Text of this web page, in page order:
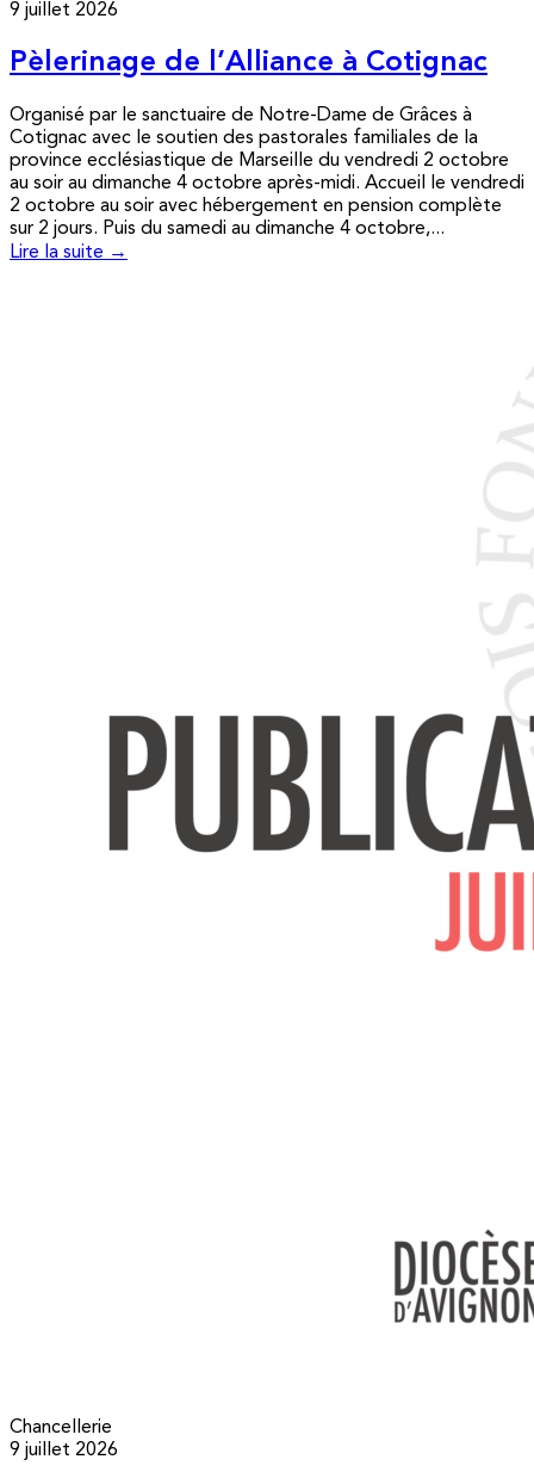
9 juillet 2026
Pèlerinage de l’Alliance à Cotignac
Organisé par le sanctuaire de Notre-Dame de Grâces à
Cotignac avec le soutien des pastorales familiales de la
province ecclésiastique de Marseille du vendredi 2 octobre
au soir au dimanche 4 octobre après-midi. Accueil le vendredi
2 octobre au soir avec hébergement en pension complète
sur 2 jours. Puis du samedi au dimanche 4 octobre,...
Lire la suite →
Chancellerie
9 juillet 2026